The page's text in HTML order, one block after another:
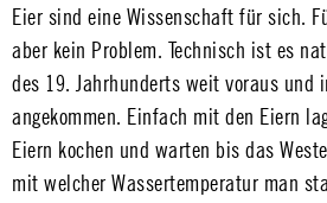
Eier sind eine Wissenschaft für sich.
aber kein Problem. Technisch ist es
des 19. Jahrhunderts weit voraus und
angekommen. Einfach mit den Eiern
Eiern kochen und warten bis das
mit welcher Wassertemperatur man